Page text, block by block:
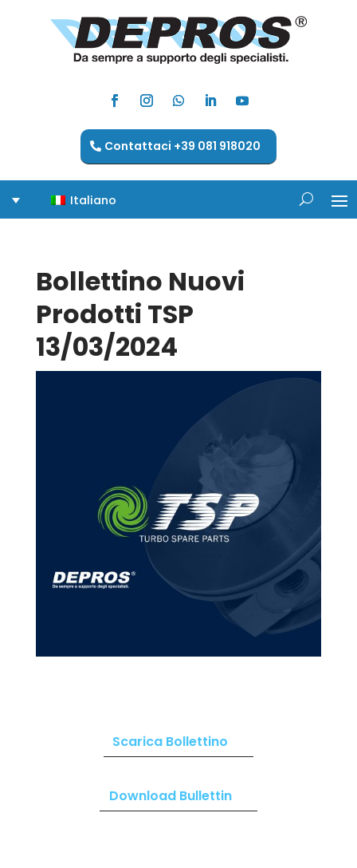
Contattaci +39 081 918020
Italiano
Bollettino Nuovi
Prodotti TSP
13/03/2024
Scarica Bollettino
Download Bullettin